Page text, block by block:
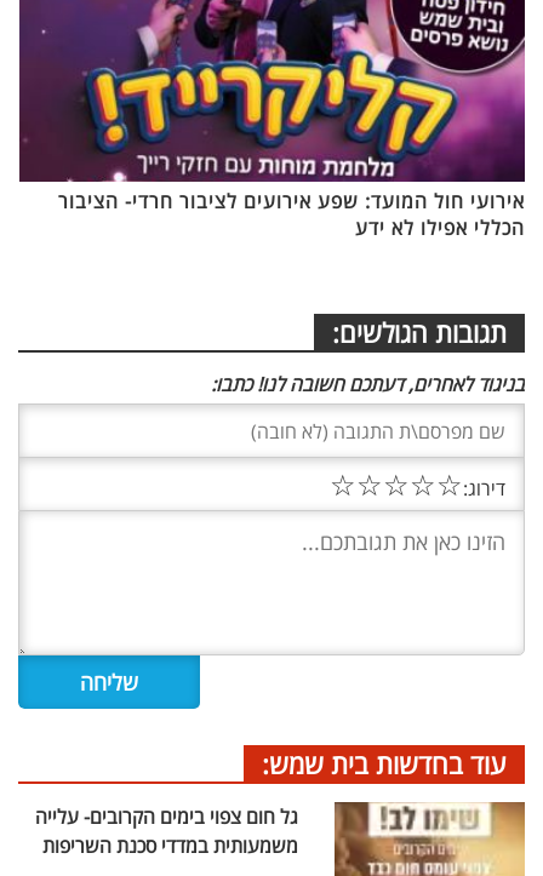
אירועי חול המועד: שפע אירועים לציבור חרדי- הציבור
הכללי אפילו לא ידע
תגובות הגולשים:
בניגוד לאחרים, דעתכם חשובה לנו! כתבו:
דירוג:☆
☆
☆
☆
☆
עוד בחדשות בית שמש:
גל חום צפוי בימים הקרובים- עלייה
משמעותית במדדי סכנת השריפות